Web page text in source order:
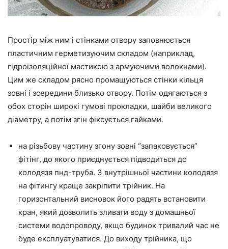
Простір між ним і стінками отвору заповнюється
пластичним герметизуючим складом (наприклад,
гідроізоляційної мастикою з армуючими волокнами).
Цим же складом рясно промащуються стінки кільця
зовні і зсередини близько отвору. Потім одягаються з
обох сторін широкі гумові прокладки, шайби великого
діаметру, а потім згін фіксується гайками.
на різьбову частину згону зовні “запаковується”
фітінг, до якого приєднується підводиться до
колодязя пнд-труба. З внутрішньої частини колодязя
на фітингу краще закріпити трійник. На
горизонтальний висновок його радять встановити
кран, який дозволить зливати воду з домашньої
системи водопроводу, якщо будинок тривалий час не
буде експлуатуватися. До виходу трійника, що